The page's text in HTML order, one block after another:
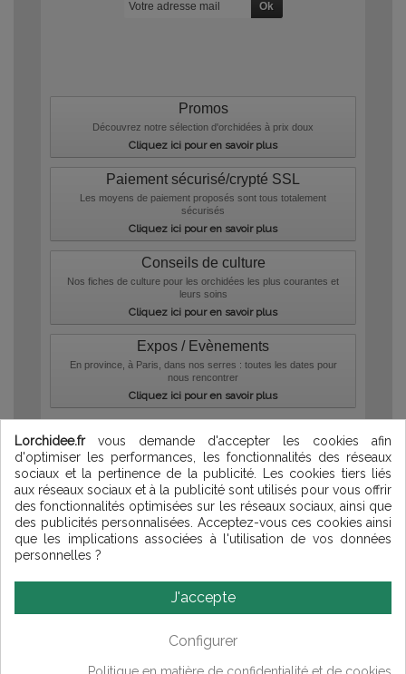
Promos
Découvrez notre sélection d'orchidées à prix doux
Cliquez ici pour en savoir plus
Paiement sécurisé/crypté SSL
Les moyens de paiement proposés sont tous totalement
sécurisés
Cliquez ici pour en savoir plus
Conseils de culture
Nos fiches de culture pour les orchidées les plus courantes et
leurs soins
Cliquez ici pour en savoir plus
Expos / Evènements
En province, à Paris, dans nos serres : toutes les dates pour
nous rencontrer
Cliquez ici pour en savoir plus
Compositions florales-Orchidée d'intérieur-Points de fidélité
-Parrainage- Livraisons France-Livraisons DOM-TOM-
Livraisons Europe
-European orders
Qui sommes-nous ?
-
Contact
-
Confidentialité
-
Conditions de ventes
-
Cookies
-
Mentions
légales
- Plan du site
© Lorchidee 2026
orchidee|dendrobium
Lorchidee.frvous demande d'accepter les cookies afin
d'optimiser les performances, les fonctionnalités des réseaux
sociaux et la pertinence de la publicité. Les cookies tiers liés
aux réseaux sociaux et à la publicité sont utilisés pour vous offrir
des fonctionnalités optimisées sur les réseaux sociaux, ainsi que
des publicités personnalisées. Acceptez-vous ces cookies ainsi
que les implications associées à l'utilisation de vos données
personnelles ?
J'accepte
Configurer